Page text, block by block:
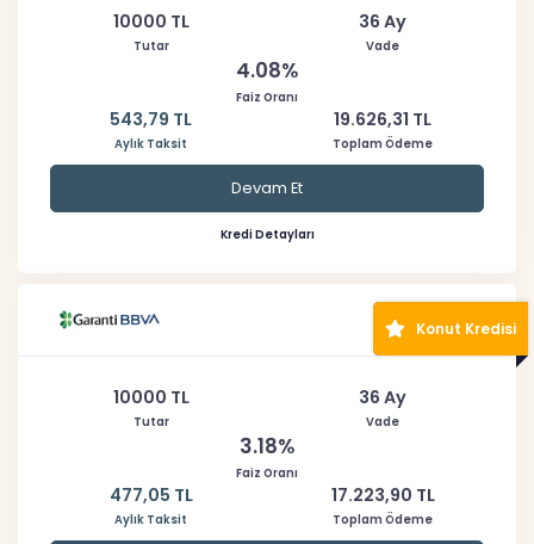
10000 TL
Tutar
36 Ay
Vade
4.08%
Faiz Oranı
543,79 TL
Aylık Taksit
19.626,31 TL
Toplam Ödeme
Devam Et
Kredi Detayları
Konut Kredisi
10000 TL
Tutar
36 Ay
Vade
3.18%
Faiz Oranı
477,05 TL
Aylık Taksit
17.223,90 TL
Toplam Ödeme